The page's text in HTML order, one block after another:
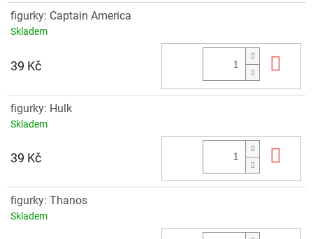
figurky: Captain America
Skladem
39 Kč
figurky: Hulk
Skladem
39 Kč
figurky: Thanos
Skladem